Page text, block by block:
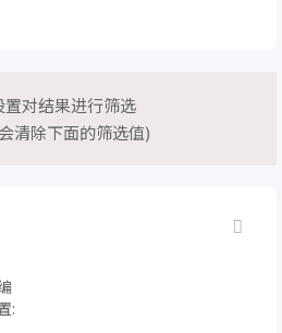
置对结果进行筛选
清除下面的筛选值)
: